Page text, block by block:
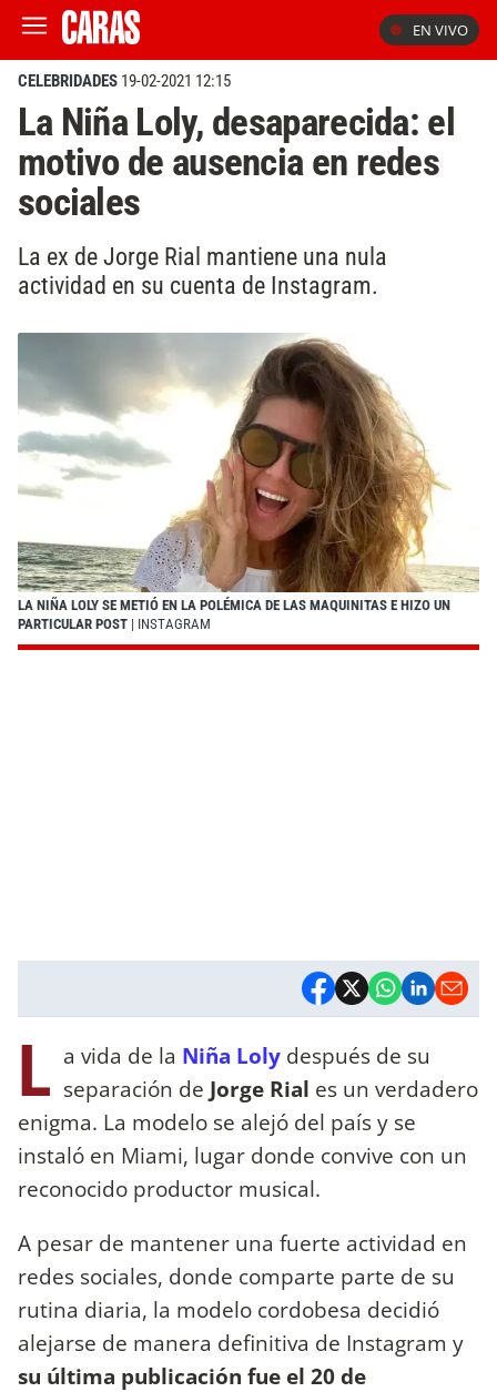
EN VIVO
CELEBRIDADES 19-02-2021 12:15
La Niña Loly, desaparecida: el
motivo de ausencia en redes
sociales
La ex de Jorge Rial mantiene una nula
actividad en su cuenta de Instagram.
LA NIÑA LOLY SE METIÓ EN LA POLÉMICA DE LAS MAQUINITAS E HIZO UN
PARTICULAR POST | INSTAGRAM
L a vida de la Niña Loly después de su
separación de Jorge Rial es un verdadero
enigma. La modelo se alejó del país y se
instaló en Miami, lugar donde convive con un
reconocido productor musical.
A pesar de mantener una fuerte actividad en
redes sociales, donde comparte parte de su
rutina diaria, la modelo cordobesa decidió
alejarse de manera definitiva de Instagram y
su última publicación fue el 20 de